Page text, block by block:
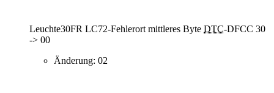
Leuchte30FR LC72-Fehlerort mittleres Byte DTC-DFCC 30
-> 00
Änderung: 02